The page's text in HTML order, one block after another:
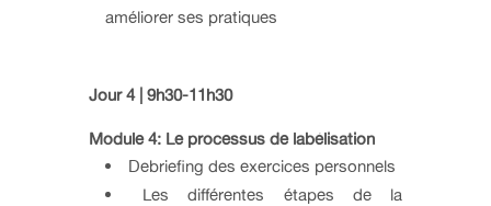
améliorer ses pratiques
Jour 4 | 9h30-11h30
Module 4: Le processus de labélisation
Debriefing des exercices personnels
Les différentes étapes de la